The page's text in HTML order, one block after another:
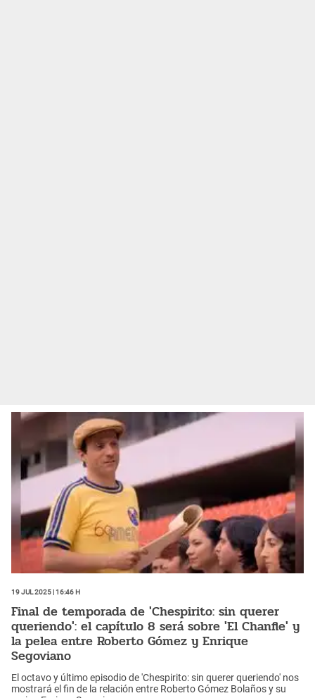
19 Jul 2025 | 16:46 h
Final de temporada de 'Chespirito: sin querer
queriendo': el capítulo 8 será sobre 'El Chanfle' y
la pelea entre Roberto Gómez y Enrique
Segoviano
El octavo y último episodio de 'Chespirito: sin querer queriendo' nos
mostrará el fin de la relación entre Roberto Gómez Bolaños y su